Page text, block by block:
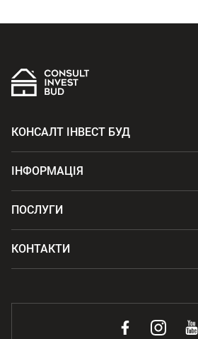
КОНСАЛТ ІНВЕСТ БУД
ІНФОРМАЦІЯ
ПОСЛУГИ
КОНТАКТИ